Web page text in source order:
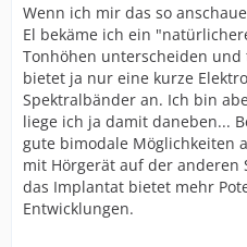
Wenn ich mir das so
El bekäme ich ein
Tonhöhen unterscheiden
bietet ja nur eine kurze
Spektralbänder an. Ich bin
liege ich ja damit daneben...
gute bimodale Möglichkeiten
mit Hörgerät auf der anderen
das Implantat bietet mehr
Entwicklungen.